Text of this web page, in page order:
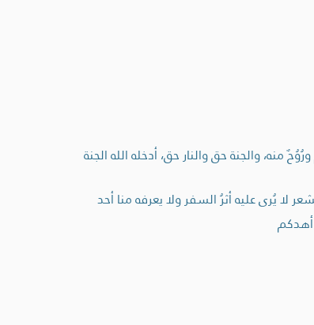
والجنة حق والنار حق، أدخله الله الجنة
يُرى عليه أثرُ السفر ولا يعرفه منا أحد
أهدكم